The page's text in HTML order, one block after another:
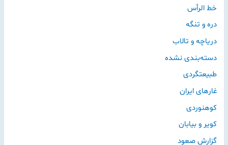
خط الرأس
دره و تنگه
دریاچه و تالاب
دسته‌بندی نشده
طبیعتگردی
غارهای ایران
کوهنوردی
کویر و بیابان
گزارش صعود